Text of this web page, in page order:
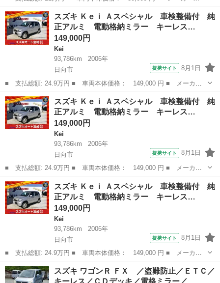
名： スズキ ■ 車種名： ワゴンＲ ■ グレード名： ＦＸリミテ
ッド ／スマートキー／プッシュスタート／アルミホイール／盗難防
止／ＣＤデッキ／ウ...
福岡 古賀市 ワゴンＲ
スズキ Ｋｅｉ Ａスペシャル 車検整備付 純
正アルミ 電動格納ミラー キーレス…
149,000円
Kei
93,786km
2006年
日向市
提携サイト 8月1日
■ 支払総額: 24.9万円 ■ 車両本体価格： 149,000 円 ■ メーカー
名： スズキ ■ 車種名： Ｋｅｉ ■ グレード名： Ａスペシャ
ル 車検整備付 純正アルミ 電動格納ミラー キーレス 衝突安全
ボディ ■ 排...
宮崎 日向市 Kei
スズキ Ｋｅｉ Ａスペシャル 車検整備付 純
正アルミ 電動格納ミラー キーレス…
149,000円
Kei
93,786km
2006年
日向市
提携サイト 8月1日
■ 支払総額: 24.9万円 ■ 車両本体価格： 149,000 円 ■ メーカー
名： スズキ ■ 車種名： Ｋｅｉ ■ グレード名： Ａスペシャ
ル 車検整備付 純正アルミ 電動格納ミラー キーレス 衝突安全
ボディ ■ 排...
宮崎 日向市 Kei
スズキ Ｋｅｉ Ａスペシャル 車検整備付 純
正アルミ 電動格納ミラー キーレス…
149,000円
Kei
93,786km
2006年
日向市
提携サイト 8月1日
■ 支払総額: 24.9万円 ■ 車両本体価格： 149,000 円 ■ メーカー
名： スズキ ■ 車種名： Ｋｅｉ ■ グレード名： Ａスペシャ
ル 車検整備付 純正アルミ 電動格納ミラー キーレス 衝突安全
宮崎 日向市 Kei ミラー
スズキ ワゴンＲ ＦＸ ／盗難防止／ＥＴＣ／